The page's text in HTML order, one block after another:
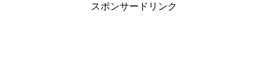
スポンサードリンク